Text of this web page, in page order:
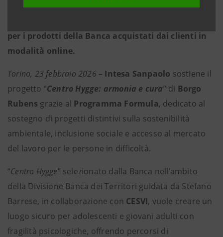
Intesa Sanpaolo partecipa attivamente al
per i prodotti della Banca acquistati dai clienti in
modalità online.
Torino, 23 febbraio 2026 – Intesa Sanpaolo sostiene il
progetto “Centro Hygge: armonia e cura” di Borgo
Rubens grazie al Programma Formula, dedicato al
sostegno di progetti distintivi sulla sostenibilità
ambientale, inclusione sociale e accesso al mercato
del lavoro per le persone in difficoltà.
“Centro Hygge” selezionato dalla Banca nell’ambito
della Divisione Banca dei Territori guidata da Stefano
Barrese, in collaborazione con CESVI, vuole creare un
luogo sicuro per adolescenti e giovani adulti con
fragilità psicologiche, offrendo percorsi di